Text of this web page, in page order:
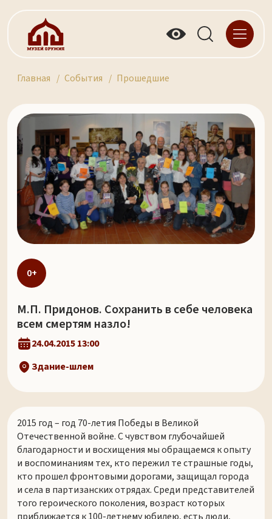
Главная События Прошедшие
0+
М.П. Придонов. Сохранить в себе человека
всем смертям назло!
24.04.2015 13:00
Здание-шлем
2015 год – год 70-летия Победы в Великой
Отечественной войне. С чувством глубочайшей
благодарности и восхищения мы обращаемся к опыту
и воспоминаниям тех, кто пережил те страшные годы,
кто прошел фронтовыми дорогами, защищал города
и села в партизанских отрядах. Среди представителей
того героического поколения, возраст которых
приближается к 100-летнему юбилею, есть люди,